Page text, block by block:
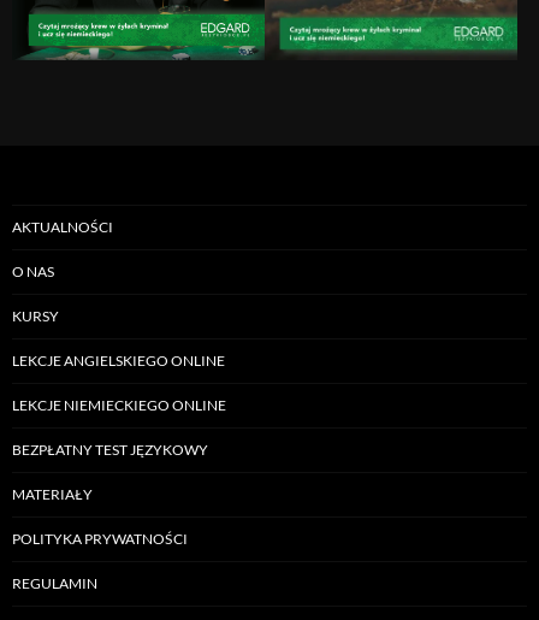
AKTUALNOŚCI
O NAS
KURSY
LEKCJE ANGIELSKIEGO ONLINE
LEKCJE NIEMIECKIEGO ONLINE
BEZPŁATNY TEST JĘZYKOWY
MATERIAŁY
POLITYKA PRYWATNOŚCI
REGULAMIN